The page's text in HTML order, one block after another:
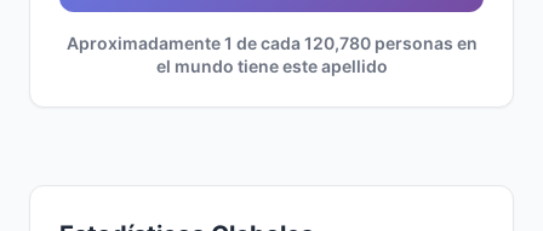
Aproximadamente 1 de cada 120,780 personas en
el mundo tiene este apellido